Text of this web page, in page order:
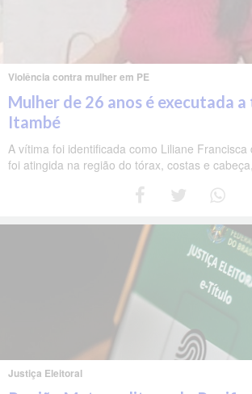
Violência contra mulher em PE
Mulher de 26 anos é executada
Itambé
A vítima foi identificada como Liliane Francisca
foi atingida na região do tórax, costas e
Justiça Eleitoral